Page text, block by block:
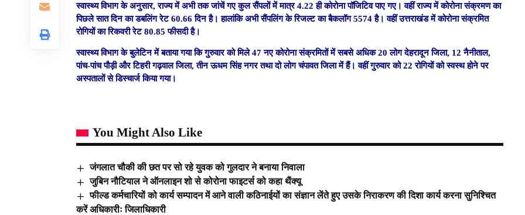
स्वास्थ्य विभाग के अनुसार, राज्य में अभी तक जांचें गए कुल सैंपलों में मात्र 4.22 ही कोरोना पॉजिटिव पाए गए। वहीं राज्य में कोरोना संक्रमण का
पिछले सात दिन का डबलिंग रेट 60.66 दिन है। हालांकि अभी सैंपलिंग के रिजल्ट का बैकलॉग 5574 है। वहीं उत्तराखंड में कोरोना संक्रमित
रोगियों का रिकवरी रेट 80.85 फीसदी है।
स्वास्थ्य विभाग के बुलेटिन में बताया गया कि गुरुवार को मिले 47 नए कोरोना संक्रमितों में सबसे अधिक 20 लोग देहरादून जिला, 12 नैनीताल,
पांच-पांच पौड़ी और टिहरी गढ़वाल जिला, तीन ऊधम सिंह नगर तथा दो लोग चंपावत जिला में हैं। वहीं गुरुवार को 22 रोगियों को स्वस्थ होने पर
अस्पतालों से डिस्चार्ज किया गया।
You Might Also Like
जंगलात चौकी की छत पर सो रहे युवक को गुलदार ने बनाया निवाला
जुबिन नौटियाल ने ऑनलाइन शो से कोरोना फाइटर्स को कहा थैंक्यू
फील्ड कर्मचारियों को कार्य सम्पादन में आने वाली कठिनाईयों का संज्ञान लेंते हुए उसके निराकरण की दिशा कार्य करना सुनिश्चित
करें अधिकारीः जिलाधिकारी